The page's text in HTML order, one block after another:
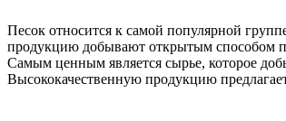
Песок относится к самой популярной
продукцию добывают открытым способом
Самым ценным является сырье, которое
Высококачественную продукцию